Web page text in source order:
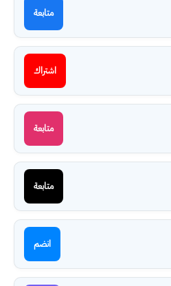
متابعة
اشتراك
متابعة
متابعة
انضم